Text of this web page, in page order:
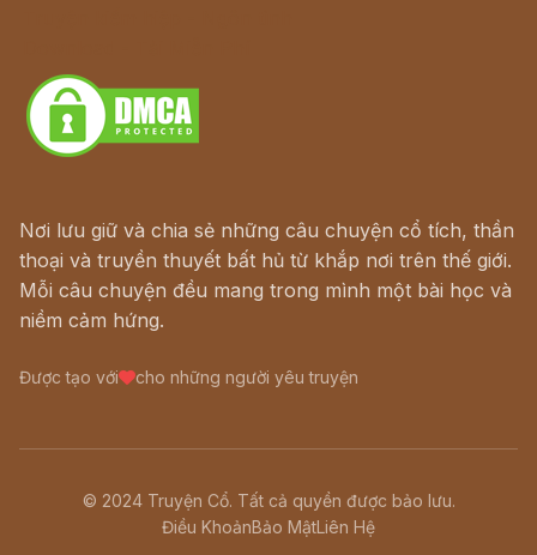
Nơi lưu giữ và chia sẻ những câu chuyện cổ tích, thần
thoại và truyền thuyết bất hủ từ khắp nơi trên thế giới.
Mỗi câu chuyện đều mang trong mình một bài học và
niềm cảm hứng.
Được tạo với cho những người yêu truyện
© 2024 Truyện Cổ. Tất cả quyền được bảo lưu.
Điều KhoảnBảo MậtLiên Hệ